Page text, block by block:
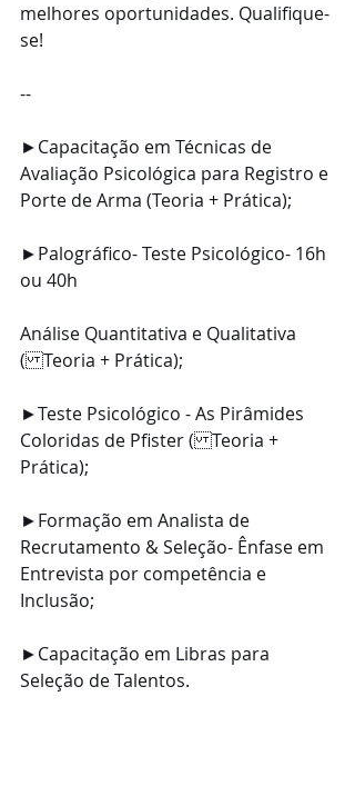
melhores oportunidades. Qualifique-
se!
--
►Capacitação em Técnicas de
Avaliação Psicológica para Registro e
Porte de Arma (Teoria + Prática);
►Palográfico- Teste Psicológico- 16h
ou 40h
Análise Quantitativa e Qualitativa
(Teoria + Prática);
►Teste Psicológico - As Pirâmides
Coloridas de Pfister (Teoria +
Prática);
►Formação em Analista de
Recrutamento & Seleção- Ênfase em
Entrevista por competência e
Inclusão;
►Capacitação em Libras para
Seleção de Talentos.